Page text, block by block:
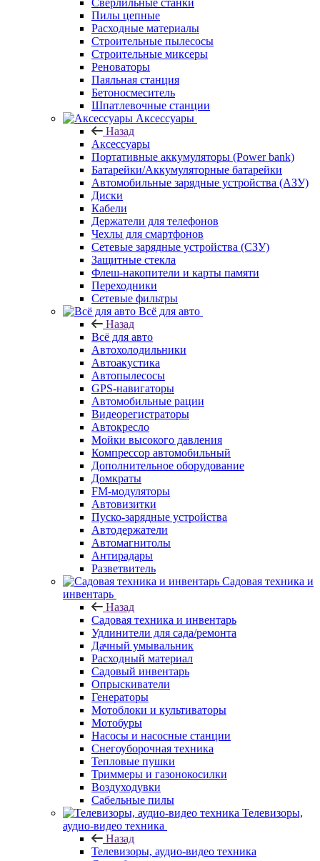
Сверлильные станки
Пилы цепные
Расходные материалы
Строительные пылесосы
Строительные миксеры
Реноваторы
Паяльная станция
Бетоносмеситель
Шпатлевочные станции
Аксессуары
Назад
Аксессуары
Портативные аккумуляторы (Power bank)
Батарейки/Аккумуляторные батарейки
Автомобильные зарядные устройства (АЗУ)
Диски
Кабели
Держатели для телефонов
Чехлы для смартфонов
Сетевые зарядные устройства (СЗУ)
Защитные стекла
Флеш-накопители и карты памяти
Переходники
Сетевые фильтры
Всё для авто
Назад
Всё для авто
Автохолодильники
Автоакустика
Автопылесосы
GPS-навигаторы
Автомобильные рации
Видеорегистраторы
Автокресло
Мойки высокого давления
Компрессор автомобильный
Дополнительное оборудование
Домкраты
FM-модуляторы
Автовизитки
Пуско-зарядные устройства
Автодержатели
Автомагнитолы
Антирадары
Разветвитель
Садовая техника и
инвентарь
Назад
Садовая техника и инвентарь
Удлинители для сада/ремонта
Дачный умывальник
Расходный материал
Садовый инвентарь
Опрыскиватели
Генераторы
Мотоблоки и культиваторы
Мотобуры
Насосы и насосные станции
Снегоуборочная техника
Тепловые пушки
Триммеры и газонокосилки
Воздуходувки
Сабельные пилы
Телевизоры,
аудио-видео техника
Назад
Телевизоры, аудио-видео техника